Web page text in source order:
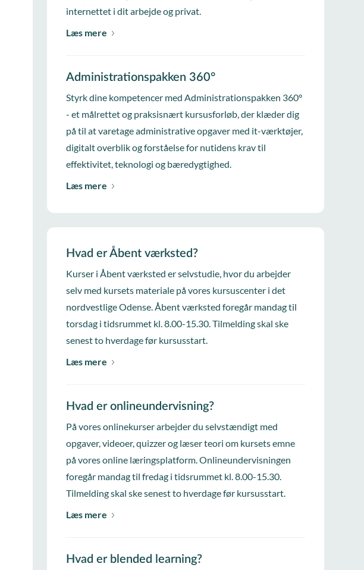
internettet i dit arbejde og privat.
Læs mere
Administrationspakken 360°
Styrk dine kompetencer med Administrationspakken 360°
- et målrettet og praksisnært kursusforløb, der klæder dig
på til at varetage administrative opgaver med it-værktøjer,
digitalt overblik og forståelse for nutidens krav til
effektivitet, teknologi og bæredygtighed.
Læs mere
Hvad er Åbent værksted?
Kurser i Åbent værksted er selvstudie, hvor du arbejder
selv med kursets materiale på vores kursuscenter i det
nordvestlige Odense. Åbent værksted foregår mandag til
torsdag i tidsrummet kl. 8.00-15.30. Tilmelding skal ske
senest to hverdage før kursusstart.
Læs mere
Hvad er onlineundervisning?
På vores onlinekurser arbejder du selvstændigt med
opgaver, videoer, quizzer og læser teori om kursets emne
på vores online læringsplatform. Onlineundervisningen
foregår mandag til fredag i tidsrummet kl. 8.00-15.30.
Tilmelding skal ske senest to hverdage før kursusstart.
Læs mere
Hvad er blended learning?